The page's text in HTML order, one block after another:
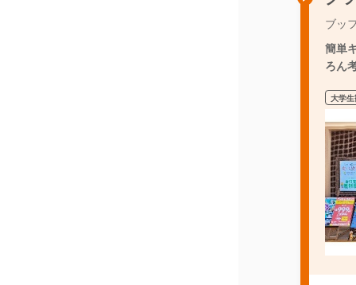
ブッ
簡単
ろん
大学